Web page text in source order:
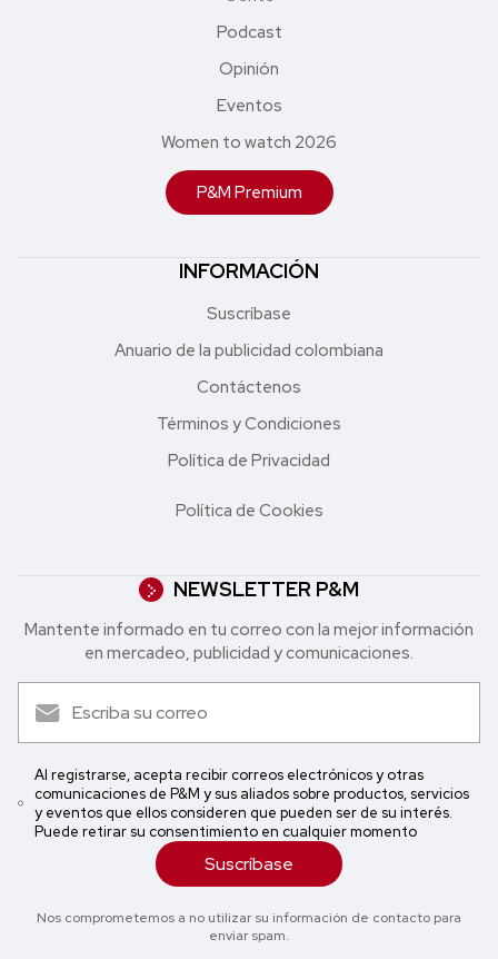
Podcast
Opinión
Eventos
Women to watch 2026
P&M Premium
INFORMACIÓN
Suscríbase
Anuario de la publicidad colombiana
Contáctenos
Términos y Condiciones
Política de Privacidad
Política de Cookies
NEWSLETTER P&M
Mantente informado en tu correo con la mejor in formación
en mercadeo, publicidad y comunicaciones.
Al registrarse, acepta recibir correos electrónicos y otras
comunicaciones de P&M y sus aliados sobre productos, servicios
y eventos que ellos consideren que pueden ser de su interés.
Puede retirar su consentimiento en cualquier momento
Suscríbase
Nos comprometemos a no utilizar su información de contacto para
enviar spam.